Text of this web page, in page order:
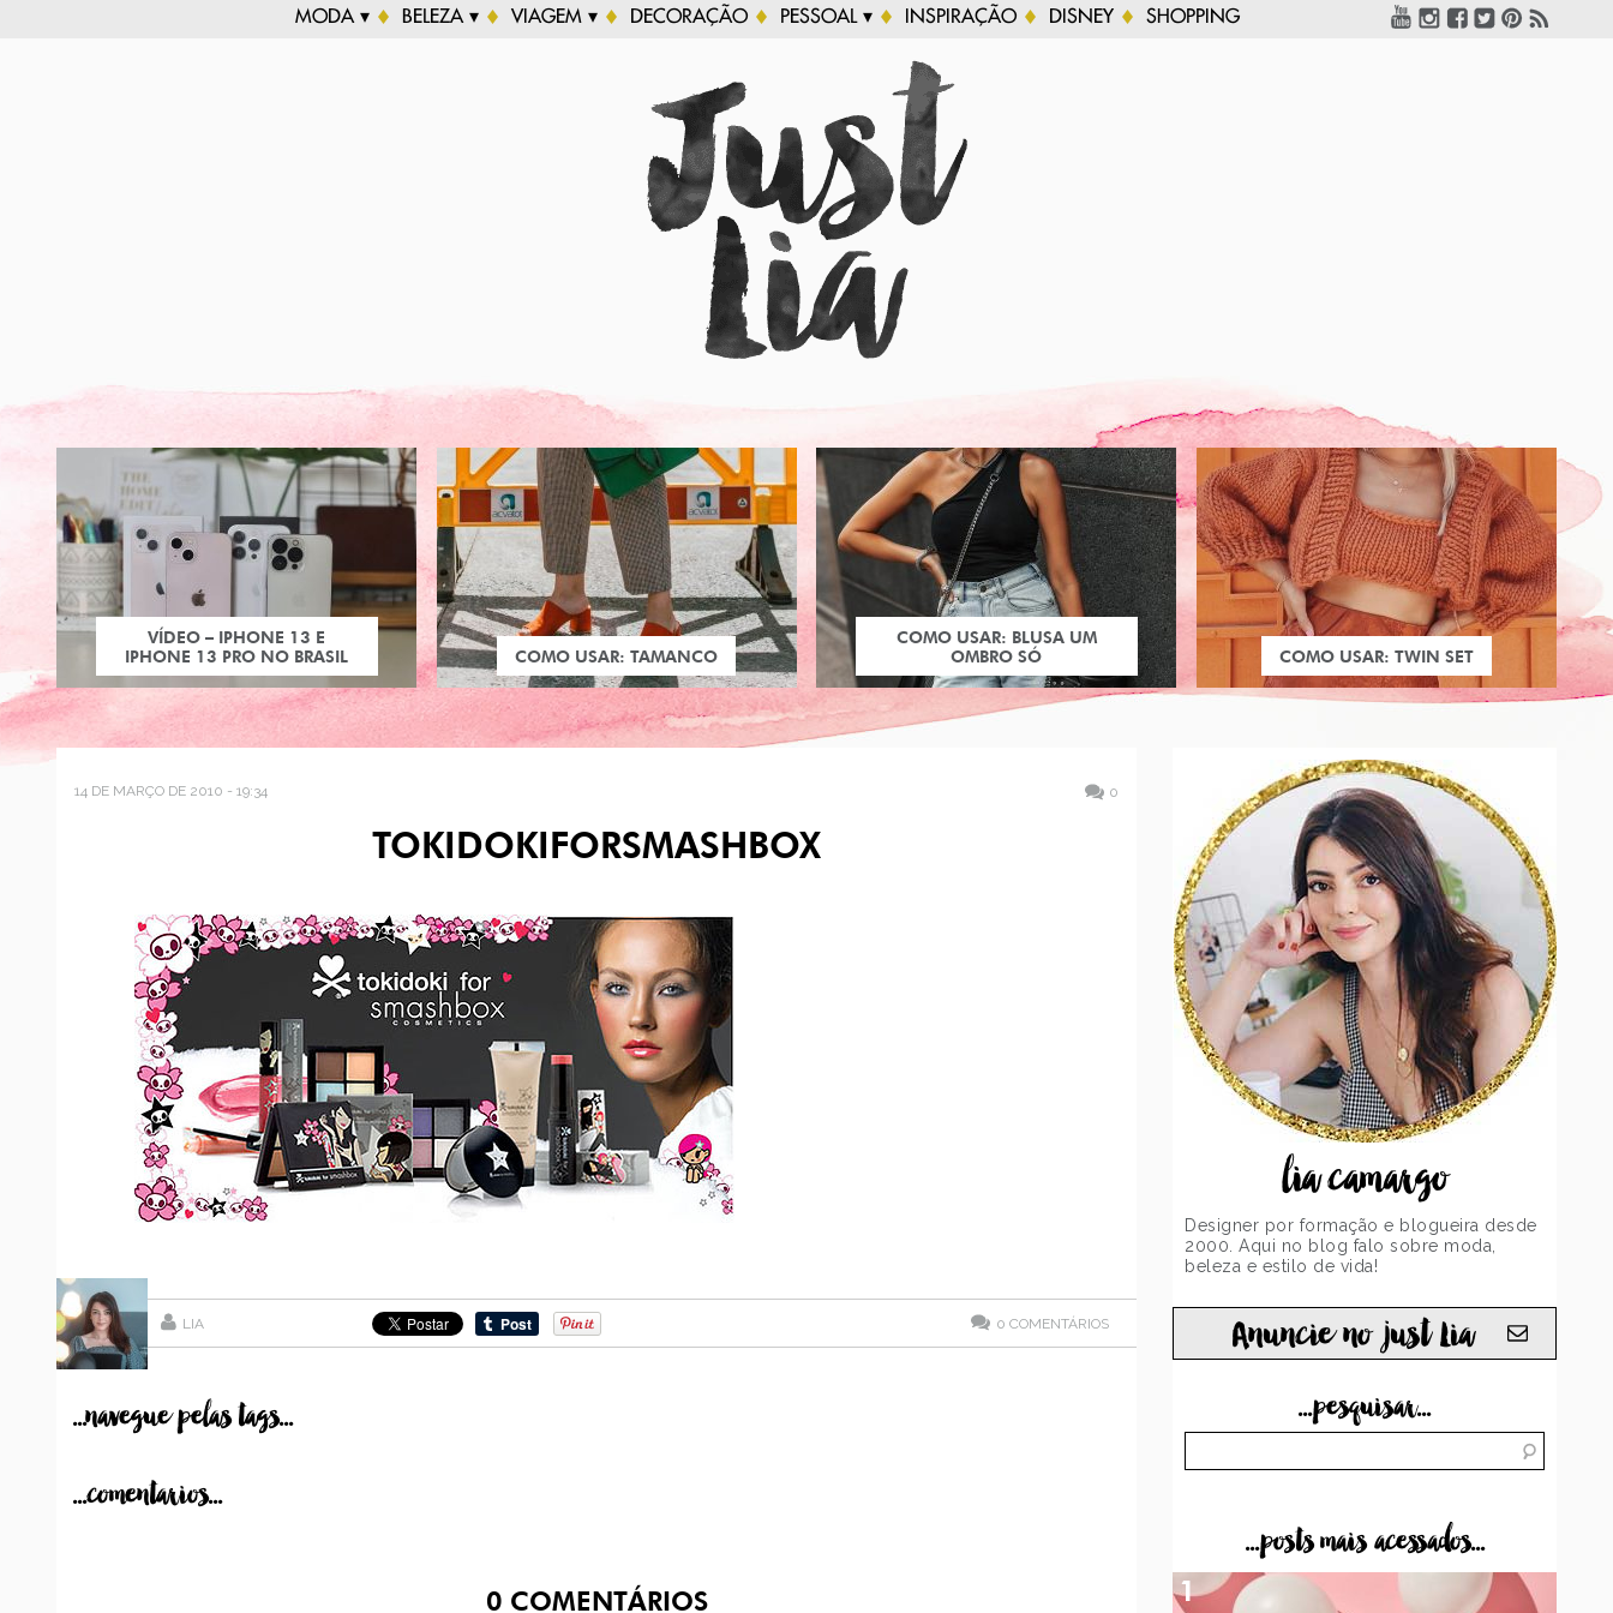
MODA ▾ BELEZA ▾ VIAGEM ▾ DECORAÇÃO PESSOAL ▾ INSPIRAÇÃO DISNEY SHOPPING
VÍDEO – IPHONE 13 E
IPHONE 13 PRO NO BRASIL
COMO USAR: TAMANCO
COMO USAR: BLUSA UM
OMBRO SÓ
COMO USAR: TWIN SET
14 DE MARÇO DE 2010 - 19:34 0
TOKIDOKIFORSMASHBOX
LIA 0 COMENTÁRIOS
...navegue pelas tags...
...comentarios...
0COMENTÁRIOS
lia camargo
Designer por formação e blogueira desde
2000. Aqui no blog falo sobre moda,
beleza e estilo de vida!
Anuncie no just Lia
...pesquisar...
...posts mais acessados...
1